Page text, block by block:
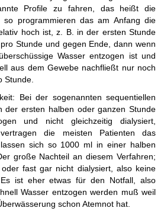
Profile zu fahren, das heißt die
so programmieren das am Anfang die
hoch ist, z. B. in der ersten Stunde
Stunde und gegen Ende, dann wenn
Wasser entzogen ist und
aus dem Gewebe nachfließt nur noch
Stunde.
Bei der sogenannten sequentiellen
der ersten halben oder ganzen Stunde
und nicht gleichzeitig dialysiert,
vertragen die meisten Patienten das
sich so 1000 ml in einer halben
große Nachteil an diesem Verfahren;
fast gar nicht dialysiert, also keine
ist eher etwas für den Notfall, also
Wasser entzogen werden muß weil
schon Atemnot hat.